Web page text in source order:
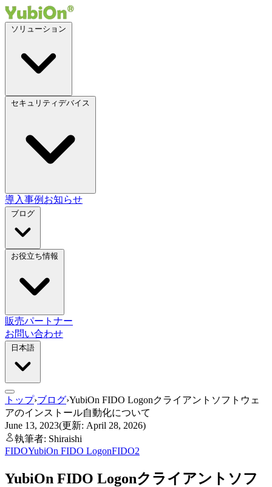
導入事例 お知らせ
販売パートナー
お問い合わせ
トップ›ブログ›YubiOn FIDO Logonクライアントソフトウェ
アのインストール自動化について
June 13, 2023(更新: April 28, 2026)
執筆者: Shiraishi
FIDOYubiOn FIDO LogonFIDO2
YubiOn FIDO Logonクライアントソフ